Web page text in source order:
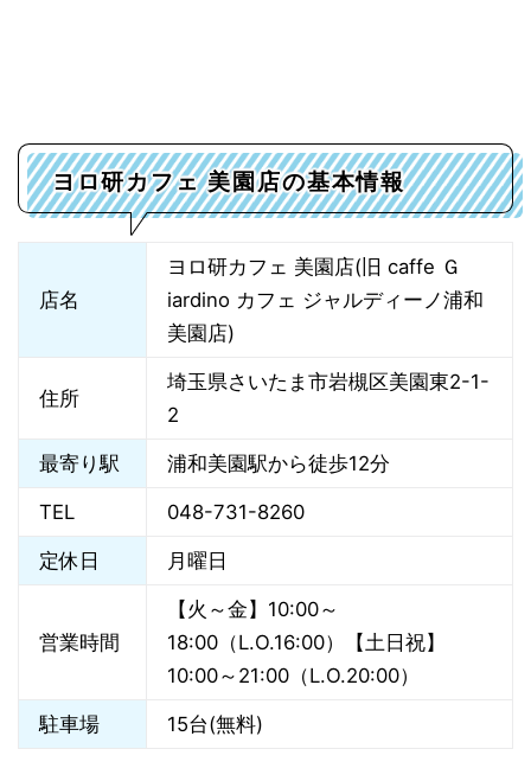
ヨロ研カフェ 美園店の基本情報
店名
ヨロ研カフェ 美園店(旧 caffe Ｇ
iardino カフェ ジャルディーノ浦和
美園店)
住所
埼玉県さいたま市岩槻区美園東2-1-
2
最寄り駅 浦和美園駅から徒歩12分
TEL 048-731-8260
定休日 月曜日
営業時間
【火～金】10:00～
18:00（L.O.16:00）【土日祝】
10:00～21:00（L.O.20:00）
駐車場 15台(無料)